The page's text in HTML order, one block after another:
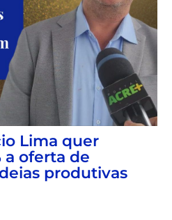
Lima quer
a oferta de
produtivas